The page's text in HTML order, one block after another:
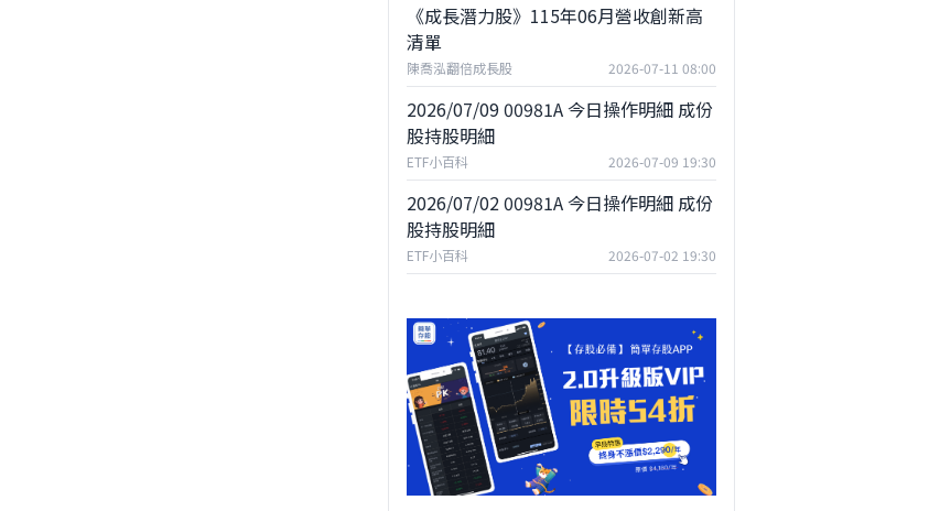
《成長潛力股》115年06月營收創新高
清單
陳喬泓翻倍成長股 2026-07-11 08:00
2026/07/09 00981A 今日操作明細 成份
股持股明細
ETF小百科 2026-07-09 19:30
2026/07/02 00981A 今日操作明細 成份
股持股明細
ETF小百科 2026-07-02 19:30